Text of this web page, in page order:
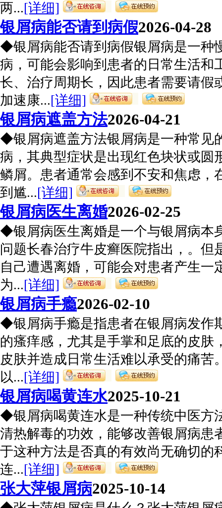
两...[详细]
银屑病能否请到病假2026-04-28
◆银屑病能否请到病假银屑病是一种
病，可能会影响到患者的日常生活和
长、治疗周期长，因此患者需要请假
加速康...[详细]
银屑病遮盖方法2026-04-21
◆银屑病遮盖方法银屑病是一种常见
病，其典型症状是出现红色块状或圆
鳞屑。患者通常会感到不安和焦虑，
到尴...[详细]
银屑病医生离婚2026-02-25
◆银屑病医生离婚是一个与银屑病本
问题长春治疗牛皮癣医院指出，。但
自己遭遇离婚，可能会对患者产生一
为...[详细]
银屑病手瘾2026-02-10
◆银屑病手瘾是指患者在银屑病发作
的瘙痒感，尤其是手掌和足底的皮肤
皮肤并造成日常生活难以承受的痛苦
以...[详细]
银屑病喝黄连水2025-10-21
◆银屑病喝黄连水是一种传统中医方
清热解毒的功效，能够改善银屑病患
于这种方法是否真的有效尚无确切的
连...[详细]
张大萍银屑病2025-10-14